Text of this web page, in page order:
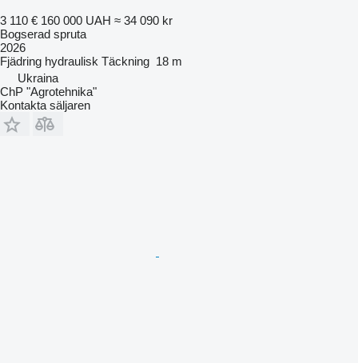
3 110 € 160 000 UAH ≈ 34 090 kr
Bogserad spruta
2026
Fjädring hydraulisk Täckning 18 m
Ukraina
ChP "Agrotehnika"
Kontakta säljaren